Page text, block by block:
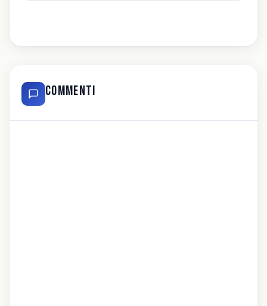
Commenti